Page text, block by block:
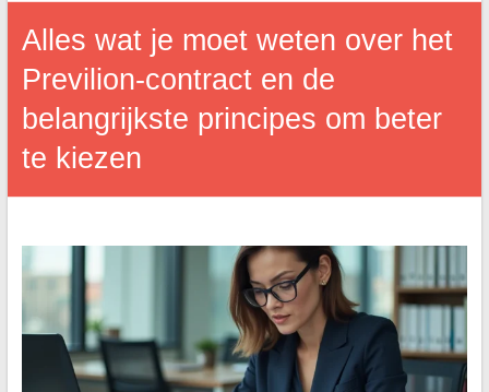
Alles wat je moet weten over het
Previlion-contract en de
belangrijkste principes om beter
te kiezen